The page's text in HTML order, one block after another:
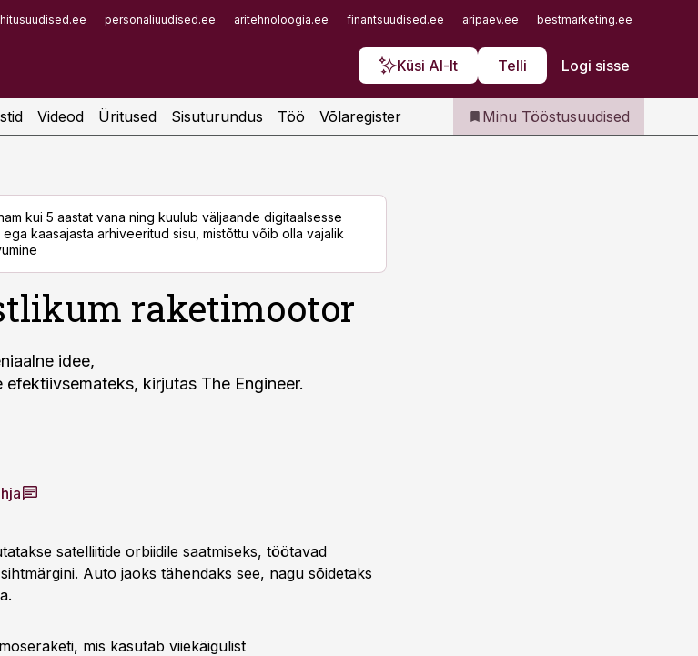
personaliuudised.ee aritehnoloogia.ee finantsuudised.ee aripaev.ee bestmarketing.ee
Küsi AI-lt Telli Logi sisse
Iseteenindus
Telli Tööstusuudised
Videod Üritused Sisuturundus Töö Võlaregister Minu Tööstusuudised
kui 5 aastat vana ning kuulub väljaande digitaalsesse
kaasajasta arhiveeritud sisu, mistõttu võib olla vajalik
raketimootor
idee,
kirjutas The Engineer.
satelliitide orbiidile saatmiseks, töötavad
Auto jaoks tähendaks see, nagu sõidetaks
mis kasutab viiekäigulist